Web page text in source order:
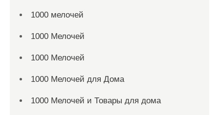
1000 мелочей
1000 Мелочей
1000 Мелочей
1000 Мелочей для Дома
1000 Мелочей и Товары для дома